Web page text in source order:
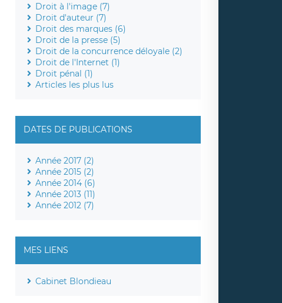
Droit à l'image (7)
Droit d'auteur (7)
Droit des marques (6)
Droit de la presse (5)
Droit de la concurrence déloyale (2)
Droit de l'Internet (1)
Droit pénal (1)
Articles les plus lus
DATES DE PUBLICATIONS
Année 2017 (2)
Année 2015 (2)
Année 2014 (6)
Année 2013 (11)
Année 2012 (7)
MES LIENS
Cabinet Blondieau